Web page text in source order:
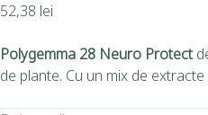
52,38 lei
Polygemma 28 Neuro Protect
de plante. Cu un mix de